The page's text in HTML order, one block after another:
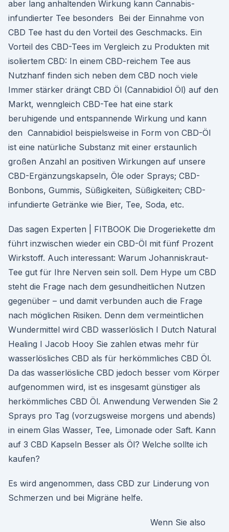
aber lang anhaltenden Wirkung kann Cannabis-
infundierter Tee besonders Bei der Einnahme von
CBD Tee hast du den Vorteil des Geschmacks. Ein
Vorteil des CBD-Tees im Vergleich zu Produkten mit
isoliertem CBD: In einem CBD-reichem Tee aus
Nutzhanf finden sich neben dem CBD noch viele
Immer stärker drängt CBD Öl (Cannabidiol Öl) auf den
Markt, wenngleich CBD-Tee hat eine stark
beruhigende und entspannende Wirkung und kann
den Cannabidiol beispielsweise in Form von CBD-Öl
ist eine natürliche Substanz mit einer erstaunlich
großen Anzahl an positiven Wirkungen auf unsere
CBD-Ergänzungskapseln, Öle oder Sprays; CBD-
Bonbons, Gummis, Süßigkeiten, Süßigkeiten; CBD-
infundierte Getränke wie Bier, Tee, Soda, etc.
Das sagen Experten | FITBOOK Die Drogeriekette dm
führt inzwischen wieder ein CBD-Öl mit fünf Prozent
Wirkstoff. Auch interessant: Warum Johanniskraut-
Tee gut für Ihre Nerven sein soll. Dem Hype um CBD
steht die Frage nach dem gesundheitlichen Nutzen
gegenüber – und damit verbunden auch die Frage
nach möglichen Risiken. Denn dem vermeintlichen
Wundermittel wird CBD wasserlöslich I Dutch Natural
Healing I Jacob Hooy Sie zahlen etwas mehr für
wasserlösliches CBD als für herkömmliches CBD Öl.
Da das wasserlösliche CBD jedoch besser vom Körper
aufgenommen wird, ist es insgesamt günstiger als
herkömmliches CBD Öl. Anwendung Verwenden Sie 2
Sprays pro Tag (vorzugsweise morgens und abends)
in einem Glas Wasser, Tee, Limonade oder Saft. Kann
auf 3 CBD Kapseln Besser als Öl? Welche sollte ich
kaufen?
Es wird angenommen, dass CBD zur Linderung von
Schmerzen und bei Migräne helfe.
Wenn Sie also